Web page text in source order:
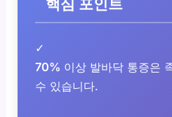
✓
70% 이상 발바닥 통증은
수 있습니다.